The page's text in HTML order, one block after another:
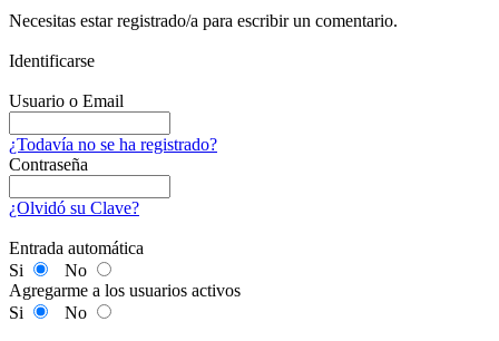
Necesitas estar registrado/a para escribir un comentario.
Identificarse
Usuario o Email
¿Todavía no se ha registrado?
Contraseña
¿Olvidó su Clave?
Entrada automática
Si
No
Agregarme a los usuarios activos
Si
No